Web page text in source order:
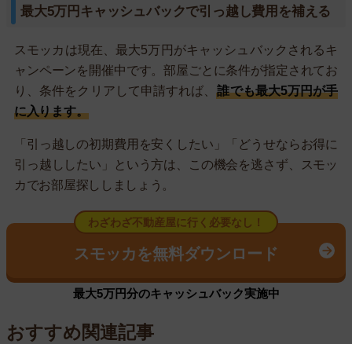
最大5万円キャッシュバックで引っ越し費用を補える
スモッカは現在、最大5万円がキャッシュバックされるキ
ャンペーンを開催中です。部屋ごとに条件が指定されてお
り、条件をクリアして申請すれば、誰でも最大5万円が手
に入ります。
「引っ越しの初期費用を安くしたい」「どうせならお得に
引っ越ししたい」という方は、この機会を逃さず、スモッ
カでお部屋探ししましょう。
わざわざ不動産屋に行く必要なし！
スモッカを無料ダウンロード
最大5万円分のキャッシュバック実施中
おすすめ関連記事